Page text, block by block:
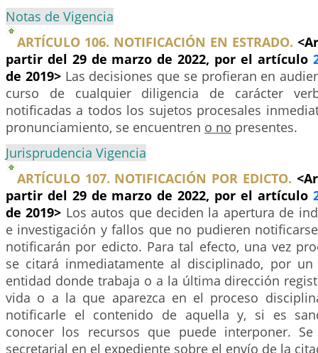
Notas de Vigencia
ARTÍCULO 106. NOTIFICACIÓN EN ESTRADO.
partir del 29 de marzo de 2022, por el artículo
de 2019> Las decisiones que se profieran en
curso de cualquier diligencia de carácter
notificadas a todos los sujetos procesales
pronunciamiento, se encuentren o no presentes.
Jurisprudencia Vigencia
ARTÍCULO 107. NOTIFICACIÓN POR EDICTO.
partir del 29 de marzo de 2022, por el artículo
de 2019> Los autos que deciden la apertura de
e investigación y fallos que no pudieren
notificarán por edicto. Para tal efecto, una vez
se citará inmediatamente al disciplinado, por
entidad donde trabaja o a la última dirección
vida o a la que aparezca en el proceso
notificarle el contenido de aquella y, si es
conocer los recursos que puede interponer. Se
secretarial en el expediente sobre el envío de la